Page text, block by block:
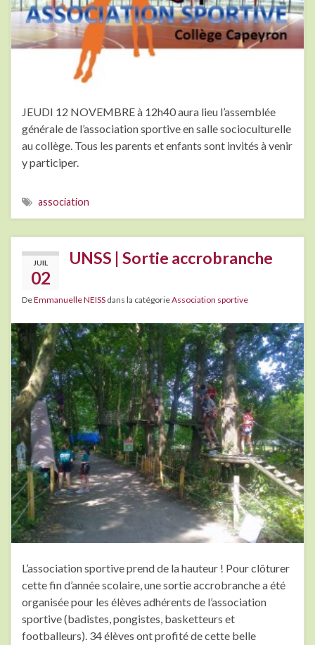
JEUDI 12 NOVEMBRE à 12h40 aura lieu l’assemblée
générale de l’association sportive en salle socioculturelle
au collège. Tous les parents et enfants sont invités à venir
y participer.
association
JUIL
02
UNSS | Sortie accrobranche
DeEmmanuelle NEISS dans la catégorieAssociation sportive
L’association sportive prend de la hauteur ! Pour clôturer
cette fin d’année scolaire, une sortie accrobranche a été
organisée pour les élèves adhérents de l’association
sportive (badistes, pongistes, basketteurs et
footballeurs). 34 élèves ont profité de cette belle